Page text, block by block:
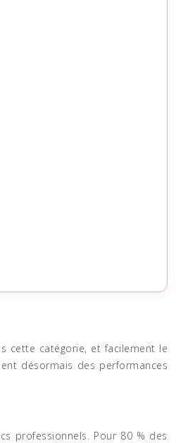
cette catégorie, et facilement le
désormais des performances
professionnels. Pour 80 % des